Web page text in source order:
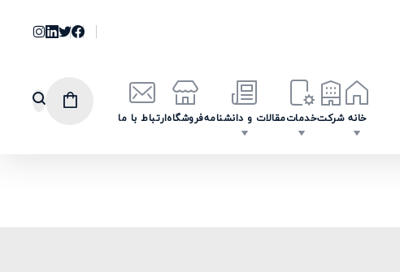
خانه شرکتخدماتمقالات و دانشنامهفروشگاهارتباط با ما